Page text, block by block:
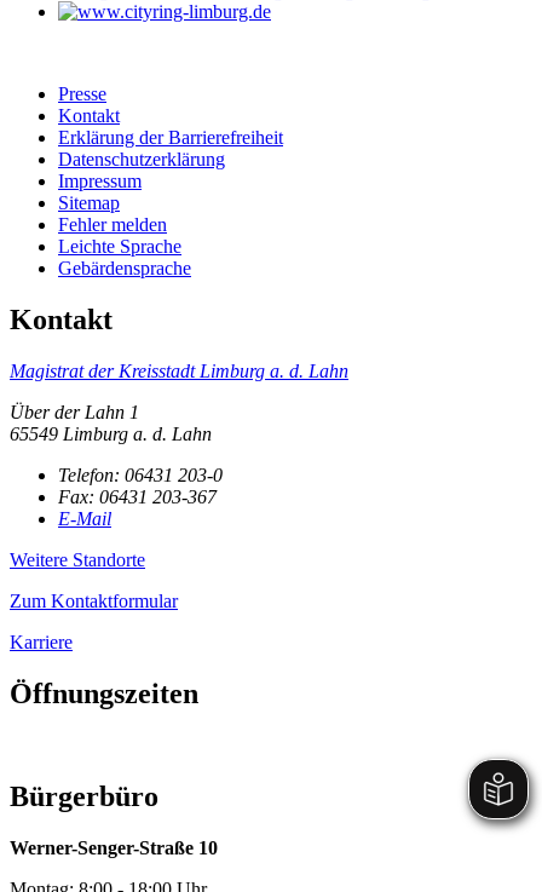
Presse
Kontakt
Erklärung der Barrierefreiheit
Datenschutzerklärung
Impressum
Sitemap
Fehler melden
Leichte Sprache
Gebärdensprache
Kontakt
Magistrat der Kreisstadt Limburg a. d. Lahn
Über der Lahn 1
65549 Limburg a. d. Lahn
Telefon: 06431 203-0
Fax: 06431 203-367
E-Mail
Weitere Standorte
Zum Kontaktformular
Karriere
Öffnungszeiten
Bürgerbüro
Werner-Senger-Straße 10